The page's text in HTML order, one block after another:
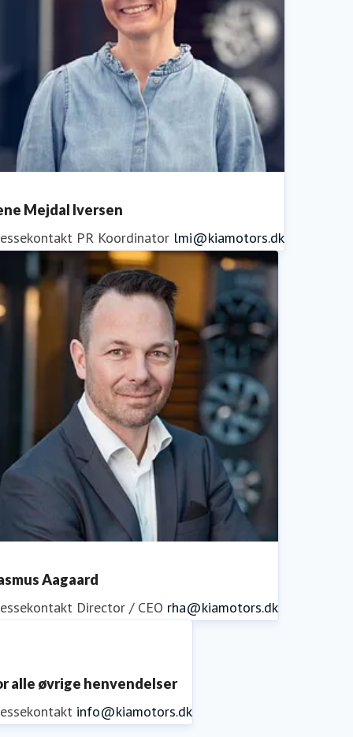
Mejdal Iversen
PR Koordinator lmi@kiamotors.dk
Aagaard
Director / CEO rha@kiamotors.dk
alle øvrige henvendelser
info@kiamotors.dk